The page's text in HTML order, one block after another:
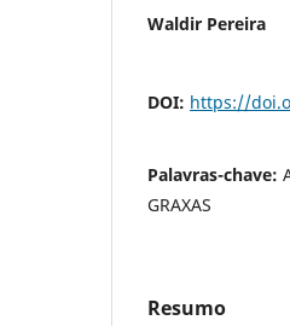
Waldir Pereira
DOI: https://
Palavras-chave:
GRAXAS
Resumo